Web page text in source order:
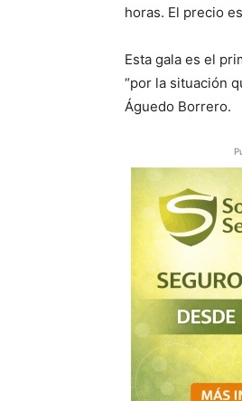
horas. El precio
Esta gala es el
“por la situación
Águedo Borrero.